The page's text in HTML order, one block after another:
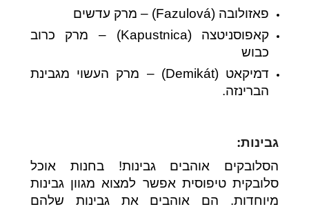
פאזולובה (Fazulová) – מרק עדשים
קאפוסניטצה (Kapustnica) – מרק כרוב
כבוש
דמיקאט (Demikát) – מרק העשוי מגבינת
הברינזה.
גבינות:
הסלובקים אוהבים גבינות! בחנות אוכל
סלובקית טיפוסית אפשר למצוא מגוון גבינות
מיוחדות. הם אוהבים את גבינות שלהם